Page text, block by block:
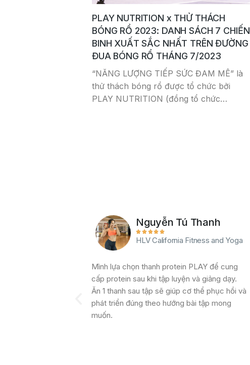
PLAY NUTRITION x THỬ THÁCH
BÓNG RỔ 2023: DANH SÁCH 7 CHIẾN
BINH XUẤT SẮC NHẤT TRÊN ĐƯỜNG
ĐUA BÓNG RỔ THÁNG 7/2023
“NĂNG LƯỢNG TIẾP SỨC ĐAM MÊ” là
thử thách bóng rổ được tổ chức bởi
PLAY NUTRITION (đồng tổ chức…
Nguyễn Tú Thanh
   
HLV California Fitness and Yoga
Mình lựa chọn thanh protein PLAY để cung
cấp protein sau khi tập luyện và giảng dạy.
Ăn 1 thanh sau tập sẽ giúp cơ thể phục hồi và
phát triển đúng theo hướng bài tập mong
muốn.